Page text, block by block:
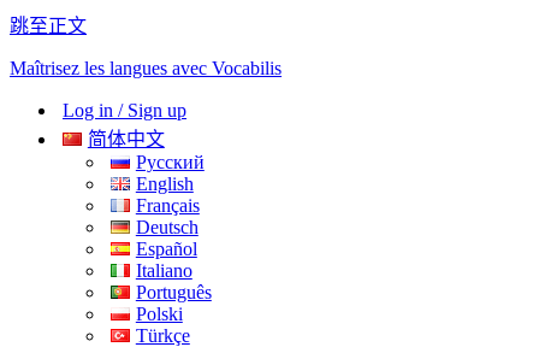
跳至正文
Maîtrisez les langues avec Vocabilis
Log in / Sign up
简体中文
Русский
English
Français
Deutsch
Español
Italiano
Português
Polski
Türkçe